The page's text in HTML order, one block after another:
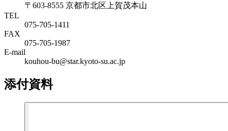
〒603-8555 京都市北区上賀茂本山
TEL
075-705-1411
FAX
075-705-1987
E-mail
kouhou-bu@star.kyoto-su.ac.jp
添付資料